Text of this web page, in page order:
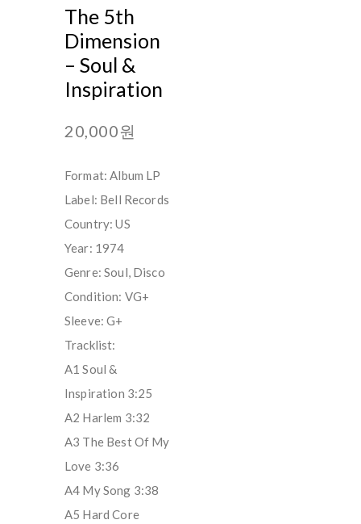
The 5th
Dimension
– Soul &
Inspiration
20,000원
Format: Album LP
Label: Bell Records
Country: US
Year: 1974
Genre: Soul, Disco
Condition: VG+
Sleeve: G+
Tracklist:
A1 Soul &
Inspiration 3:25
A2 Harlem 3:32
A3 The Best Of My
Love 3:36
A4 My Song 3:38
A5 Hard Core